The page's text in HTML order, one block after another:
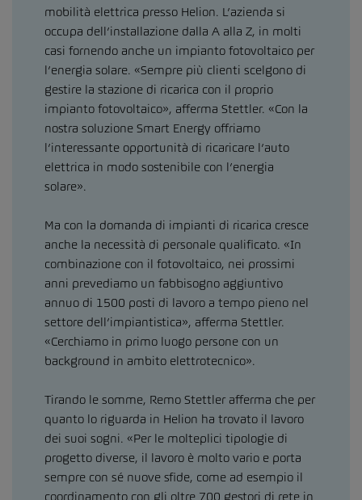
mobilità elettrica presso Helion. L’azienda si
occupa dell’installazione dalla A alla Z, in molti
casi fornendo anche un impianto fotovoltaico per
l’energia solare. «Sempre più clienti scelgono di
gestire la stazione di ricarica con il proprio
impianto fotovoltaico», afferma Stettler. «Con la
nostra soluzione Smart Energy offriamo
l’interessante opportunità di ricaricare l’auto
elettrica in modo sostenibile con l’energia
solare».
Ma con la domanda di impianti di ricarica cresce
anche la necessità di personale qualificato. «In
combinazione con il fotovoltaico, nei prossimi
anni prevediamo un fabbisogno aggiuntivo
annuo di 1500 posti di lavoro a tempo pieno nel
settore dell’impiantistica», afferma Stettler.
«Cerchiamo in primo luogo persone con un
background in ambito elettrotecnico».
Tirando le somme, Remo Stettler afferma che per
quanto lo riguarda in Helion ha trovato il lavoro
dei suoi sogni. «Per le molteplici tipologie di
progetto diverse, il lavoro è molto vario e porta
sempre con sé nuove sfide, come ad esempio il
coordinamento con gli oltre 700 gestori di rete in